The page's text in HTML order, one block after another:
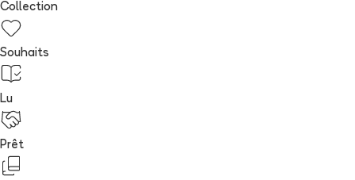
Collection
Souhaits
Lu
Prêt